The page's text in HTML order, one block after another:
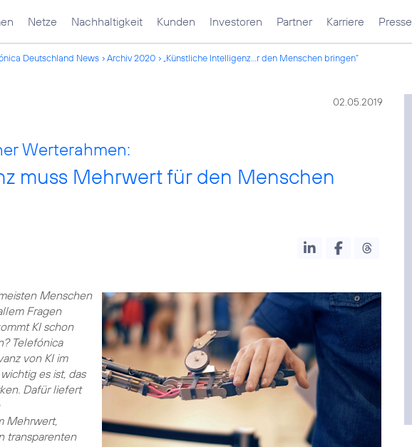
Netze Nachhaltigkeit Kunden Investoren Partner Karriere Presse
Deutschland News Archiv 2020 „Künstliche Intelligenz...r den Menschen bringen“
02.05.2019
Werterahmen:
muss Mehrwert für den Menschen
Menschen
Fragen
KI schon
Telefónica
von KI im
es ist, das
Dafür liefert
Mehrwert,
transparenten